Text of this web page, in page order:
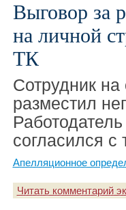
Выговор за
на личной
ТК
Сотрудник на
разместил
согласился
Апелляционное
Читать комментарий